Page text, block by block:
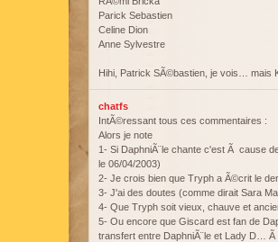
Parick Sebastien
Celine Dion
Anne Sylvestre
Hihi, Patrick SÃ©bastien, je vois… mais
chatfs
IntÃ©ressant tous ces commentaires :
Alors je note
1- Si DaphniÃ¨le chante c'est Ã cause
le 06/04/2003)
2- Je crois bien que Tryph a Ã©crit le
3- J'ai des doutes (comme dirait Sara
4- Que Tryph soit vieux, chauve et
5- Ou encore que Giscard est fan de
transfert entre DaphniÃ¨le et Lady D… Ã